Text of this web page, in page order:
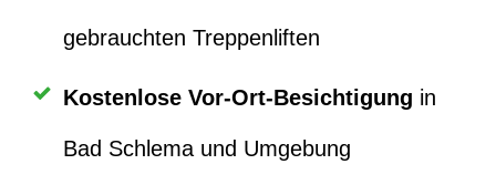
gebrauchten Treppenliften
Kostenlose Vor-Ort-Besichtigung in
Bad Schlema und Umgebung